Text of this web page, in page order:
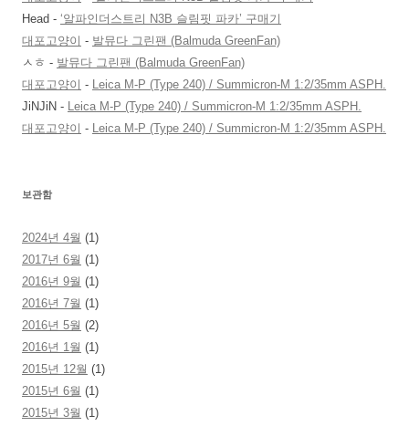
Head - ‘알파인더스트리 N3B 슬림핏 파카’ 구매기
대포고양이 - 발뮤다 그린팬 (Balmuda GreenFan)
ㅅㅎ - 발뮤다 그린팬 (Balmuda GreenFan)
대포고양이 -
Leica M-P (Type 240) / Summicron-M 1:2/35mm ASPH.
JiNJiN -
Leica M-P (Type 240) / Summicron-M 1:2/35mm ASPH.
대포고양이 - Leica M-P (Type 240) / Summicron-M 1:2/35mm ASPH.
보관함
2024년 4월 (1)
2017년 6월 (1)
2016년 9월 (1)
2016년 7월 (1)
2016년 5월 (2)
2016년 1월 (1)
2015년 12월 (1)
2015년 6월 (1)
2015년 3월 (1)